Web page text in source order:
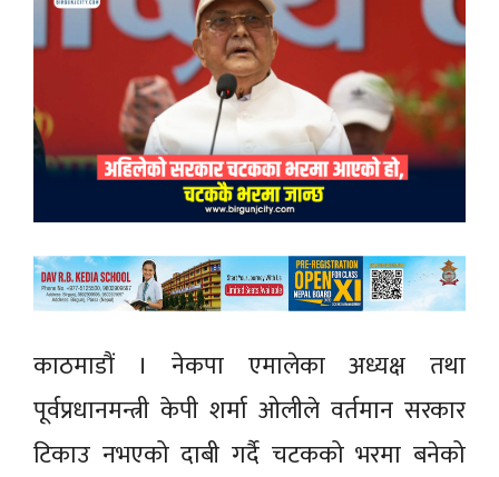
काठमाडौं । नेकपा एमालेका अध्यक्ष तथा
पूर्वप्रधानमन्त्री केपी शर्मा ओलीले वर्तमान सरकार
टिकाउ नभएको दाबी गर्दै चटकको भरमा बनेको